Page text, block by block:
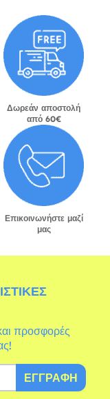
Δωρεάν αποστολή
από 60€
Επικοινωνήστε μαζί
μας
προσφορές
ΕΓΓΡΑΦΉ